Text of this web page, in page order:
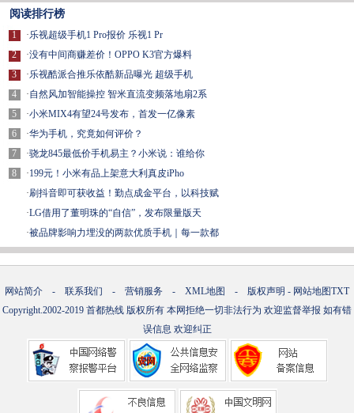
阅读排行榜
1
2
3
4
5
6
7
8
·乐视超级手机1 Pro报价 乐视1 Pr
·没有中间商赚差价！OPPO K3官方爆料
·乐视酷派合推乐依酷新品曝光 超级手机
·自然风加智能操控 智米直流变频落地扇2系
·小米MIX4有望24号发布，首发一亿像素
·华为手机，究竟如何评价？
·骁龙845最低价手机易主？小米说：谁给你
·199元！小米有品上架意大利真皮iPho
·刷抖音即可获收益！勤点成金平台，以科技赋
·LG借用了董明珠的“自信”，发布限量版天
·被品牌影响力埋没的两款优质手机｜每一款都
网站简介 - 联系我们 - 营销服务 - XML地图 - 版权声明 - 网站地图TXT
Copyright.2002-2019 首都热线 版权所有 本网拒绝一切非法行为 欢迎监督举报 如有错
误信息 欢迎纠正